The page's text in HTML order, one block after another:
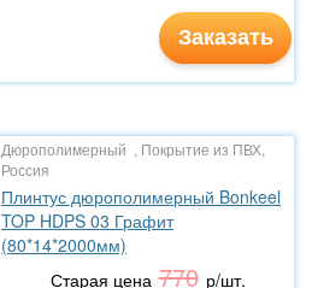
Заказать
Дюрополимерный , Покрытие из ПВХ,
Россия
Плинтус дюрополимерный Bonkeel
TOP HDPS 03 Графит
(80*14*2000мм)
Старая цена 770 р/шт.